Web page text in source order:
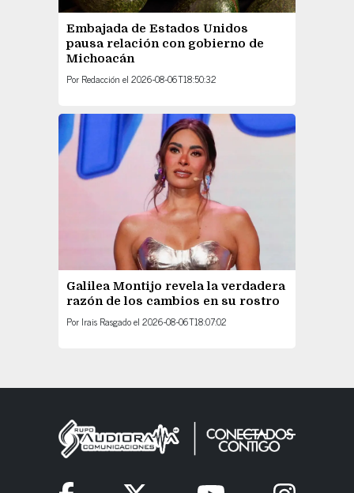
Embajada de Estados Unidos
pausa relación con gobierno de
Michoacán
Por Redacción el 2026-08-06T18:50:32
Galilea Montijo revela la verdadera
razón de los cambios en su rostro
Por Irais Rasgadoel 2026-08-06T18:07:02